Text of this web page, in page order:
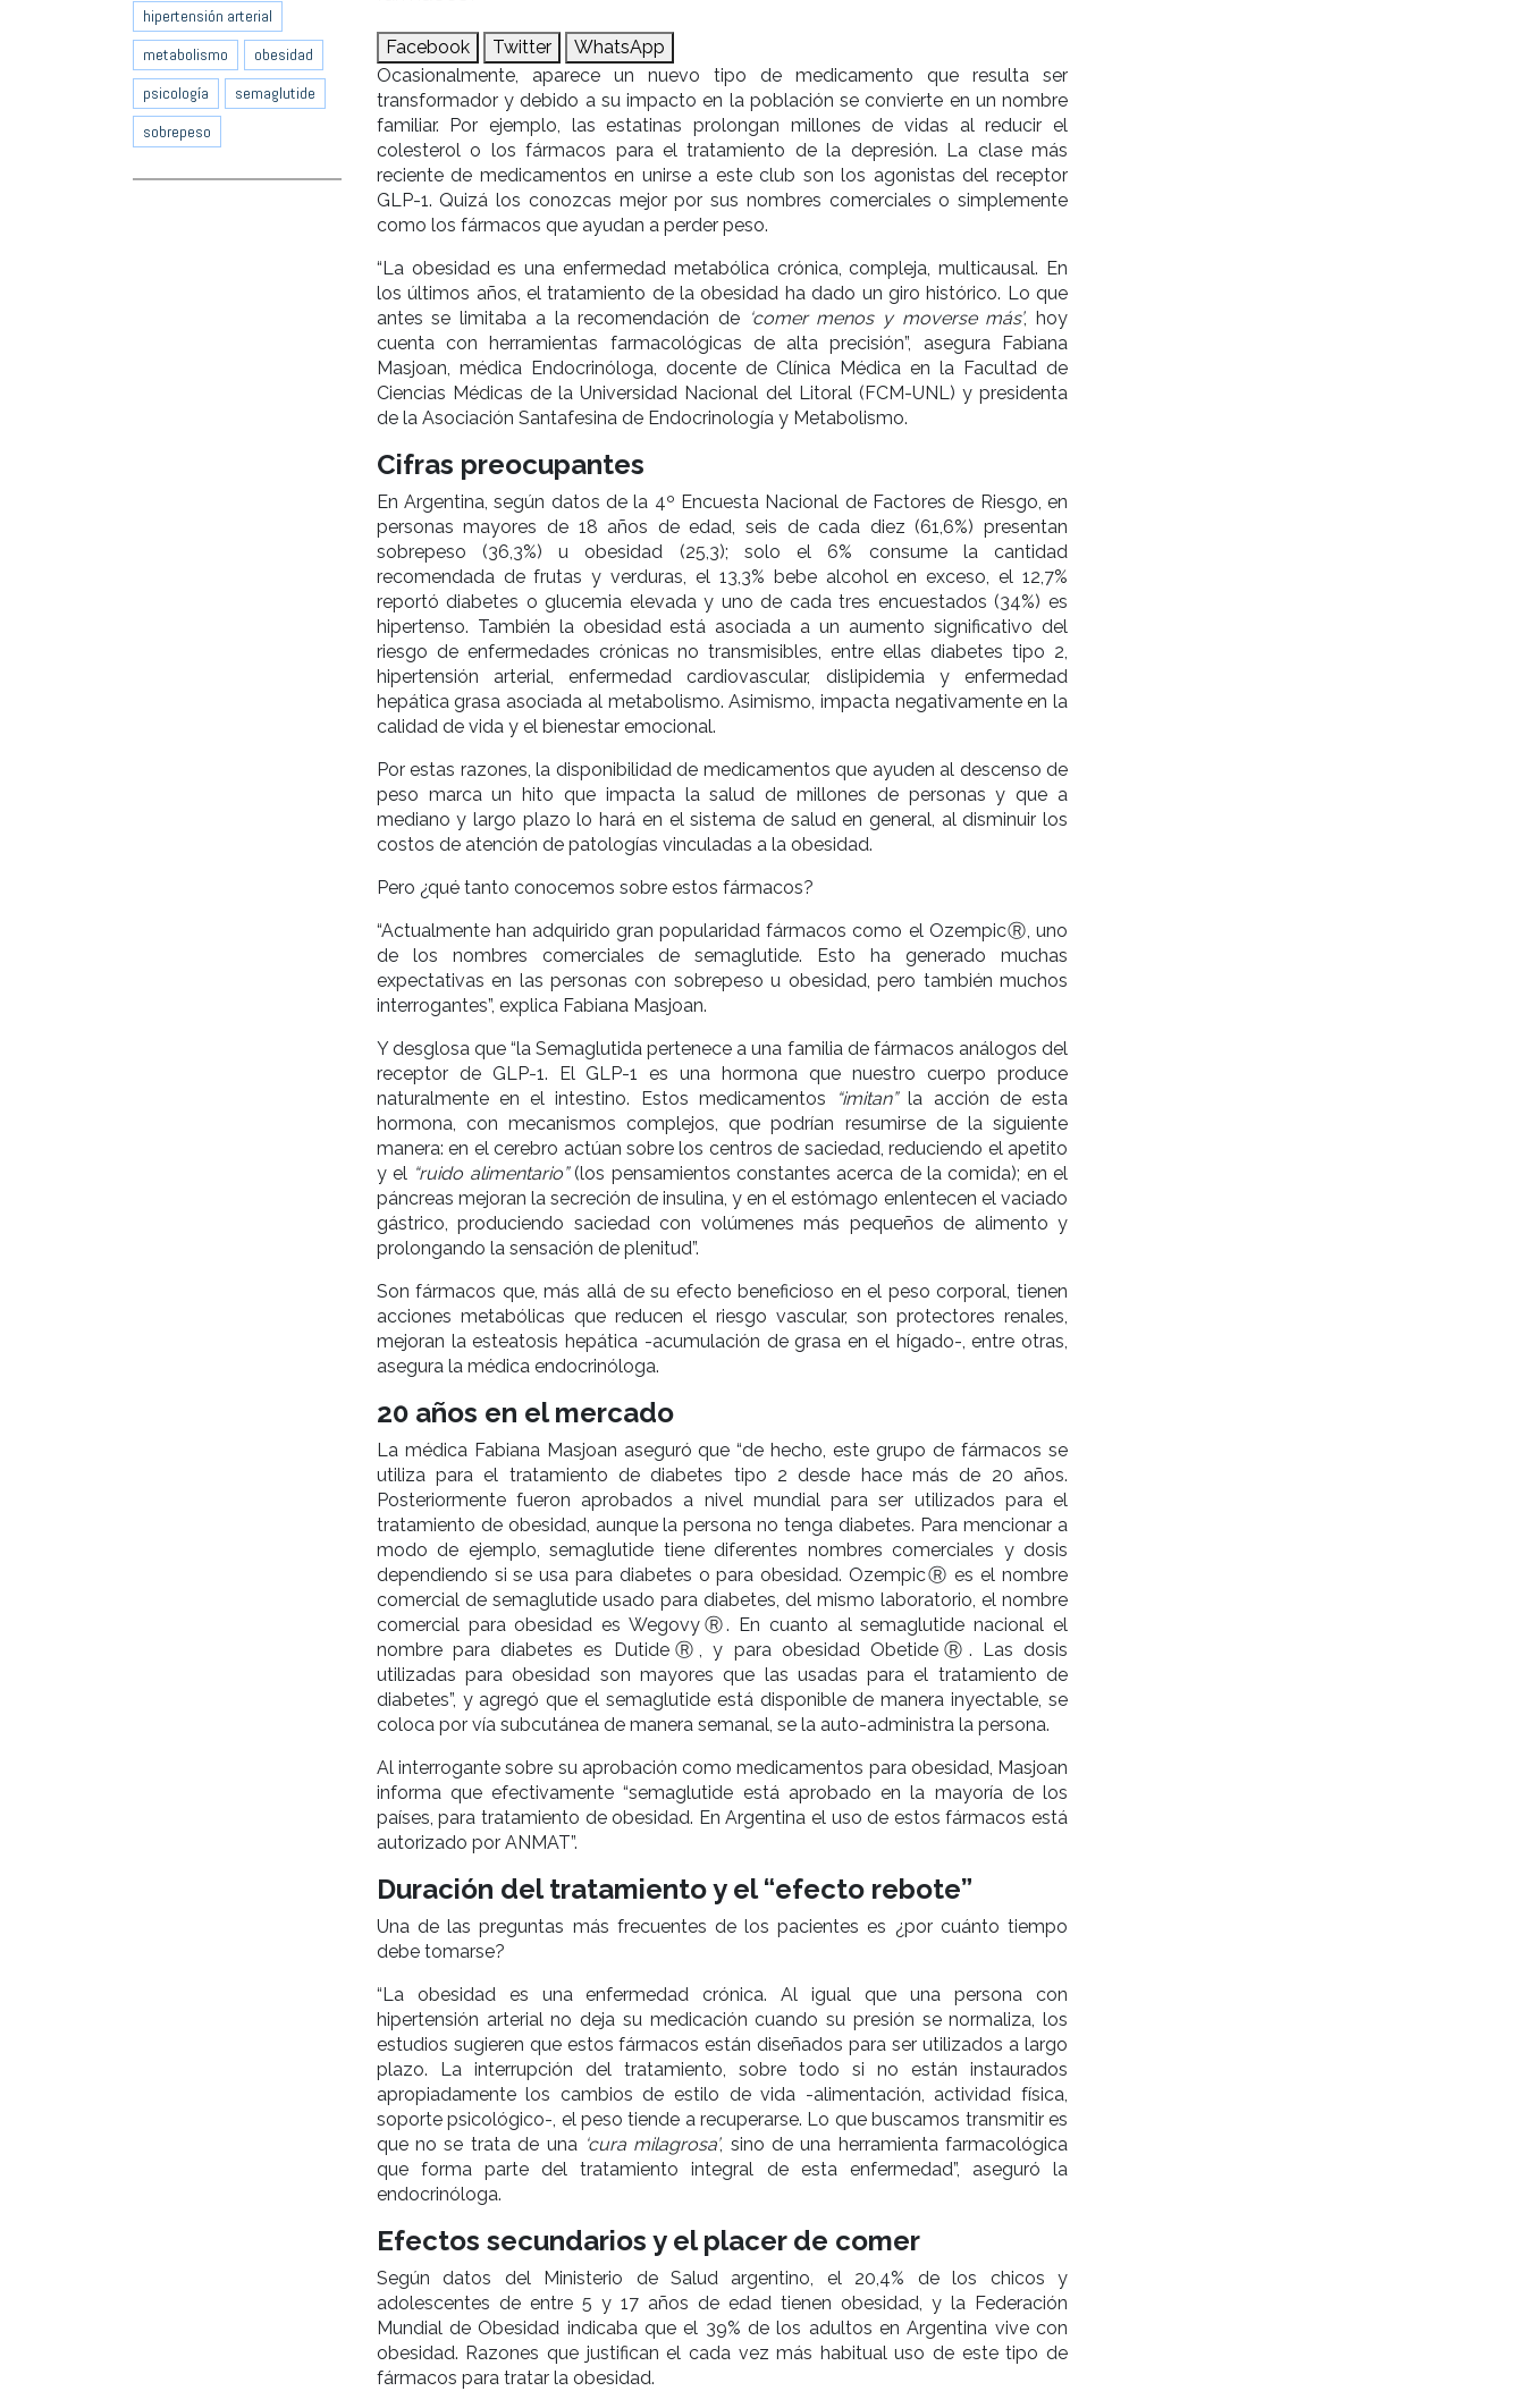
hipertensión arterial
metabolismo
obesidad
psicología
semaglutide
sobrepeso
Facebook Twitter
WhatsApp
Ocasionalmente, aparece un nuevo tipo de medicamento que resulta ser
transformador y debido a su impacto en la población se convierte en un nombre
familiar. Por ejemplo, las estatinas prolongan millones de vidas al reducir el
colesterol o los fármacos para el tratamiento de la depresión. La clase más
reciente de medicamentos en unirse a este club son los agonistas del receptor
GLP-1. Quizá los conozcas mejor por sus nombres comerciales o simplemente
como los fármacos que ayudan a perder peso.
“La obesidad es una enfermedad metabólica crónica, compleja, multicausal. En
los últimos años, el tratamiento de la obesidad ha dado un giro histórico. Lo que
antes se limitaba a la recomendación de ‘comer menos y moverse más’, hoy
cuenta con herramientas farmacológicas de alta precisión”, asegura Fabiana
Masjoan, médica Endocrinóloga, docente de Clínica Médica en la Facultad de
Ciencias Médicas de la Universidad Nacional del Litoral (FCM-UNL) y presidenta
de la Asociación Santafesina de Endocrinología y Metabolismo.
Cifras preocupantes
En Argentina, según datos de la 4º Encuesta Nacional de Factores de Riesgo, en
personas mayores de 18 años de edad, seis de cada diez (61,6%) presentan
sobrepeso (36,3%) u obesidad (25,3); solo el 6% consume la cantidad
recomendada de frutas y verduras, el 13,3% bebe alcohol en exceso, el 12,7%
reportó diabetes o glucemia elevada y uno de cada tres encuestados (34%) es
hipertenso. También la obesidad está asociada a un aumento significativo del
riesgo de enfermedades crónicas no transmisibles, entre ellas diabetes tipo 2,
hipertensión arterial, enfermedad cardiovascular, dislipidemia y enfermedad
hepática grasa asociada al metabolismo. Asimismo, impacta negativamente en la
calidad de vida y el bienestar emocional.
Por estas razones, la disponibilidad de medicamentos que ayuden al descenso de
peso marca un hito que impacta la salud de millones de personas y que a
mediano y largo plazo lo hará en el sistema de salud en general, al disminuir los
costos de atención de patologías vinculadas a la obesidad.
Pero ¿qué tanto conocemos sobre estos fármacos?
“Actualmente han adquirido gran popularidad fármacos como el OzempicⓇ, uno
de los nombres comerciales de semaglutide. Esto ha generado muchas
expectativas en las personas con sobrepeso u obesidad, pero también muchos
interrogantes”, explica Fabiana Masjoan.
Y desglosa que “la Semaglutida pertenece a una familia de fármacos análogos del
receptor de GLP-1. El GLP-1 es una hormona que nuestro cuerpo produce
naturalmente en el intestino. Estos medicamentos
“imitan”la acción de esta
hormona, con mecanismos complejos, que podrían resumirse de la siguiente
manera: en el cerebro actúan sobre los centros de saciedad, reduciendo el apetito
y el “ruido alimentario”(los pensamientos constantes acerca de la comida); en el
páncreas mejoran la secreción de insulina, y en el estómago enlentecen el vaciado
gástrico, produciendo saciedad con volúmenes más pequeños de alimento y
prolongando la sensación de plenitud”.
Son fármacos que, más allá de su efecto beneficioso en el peso corporal, tienen
acciones metabólicas que reducen el riesgo vascular, son protectores renales,
mejoran la esteatosis hepática -acumulación de grasa en el hígado-, entre otras,
asegura la médica endocrinóloga.
20 años en el mercado
La médica Fabiana Masjoan aseguró que “de hecho, este grupo de fármacos se
utiliza para el tratamiento de diabetes tipo 2 desde hace más de 20 años.
Posteriormente fueron aprobados a nivel mundial para ser utilizados para el
tratamiento de obesidad, aunque la persona no tenga diabetes. Para mencionar a
modo de ejemplo, semaglutide tiene diferentes nombres comerciales y dosis
dependiendo si se usa para diabetes o para obesidad. OzempicⓇ es el nombre
comercial de semaglutide usado para diabetes, del mismo laboratorio, el nombre
comercial para obesidad es WegovyⓇ. En cuanto al semaglutide nacional el
nombre para diabetes es DutideⓇ, y para obesidad ObetideⓇ. Las dosis
utilizadas para obesidad son mayores que las usadas para el tratamiento de
diabetes”, y agregó que el semaglutide está disponible de manera inyectable, se
coloca por vía subcutánea de manera semanal, se la auto-administra la persona.
Al interrogante sobre su aprobación como medicamentos para obesidad, Masjoan
informa que efectivamente “semaglutide está aprobado en la mayoría de los
países, para tratamiento de obesidad. En Argentina el uso de estos fármacos está
autorizado por ANMAT”.
Duración del tratamiento y el “efecto rebote”
Una de las preguntas más frecuentes de los pacientes es ¿por cuánto tiempo
debe tomarse?
“La obesidad es una enfermedad crónica. Al igual que una persona con
hipertensión arterial no deja su medicación cuando su presión se normaliza, los
estudios sugieren que estos fármacos están diseñados para ser utilizados a largo
plazo. La interrupción del tratamiento, sobre todo si no están instaurados
apropiadamente los cambios de estilo de vida -alimentación, actividad física,
soporte psicológico-, el peso tiende a recuperarse. Lo que buscamos transmitir es
que no se trata de una ‘cura milagrosa’, sino de una herramienta farmacológica
que forma parte del tratamiento integral de esta enfermedad”, aseguró la
endocrinóloga.
Efectos secundarios y el placer de comer
Según datos del Ministerio de Salud argentino, el 20,4% de los chicos y
adolescentes de entre 5 y 17 años de edad tienen obesidad, y la Federación
Mundial de Obesidad indicaba que el 39% de los adultos en Argentina vive con
obesidad. Razones que justifican el cada vez más habitual uso de este tipo de
fármacos para tratar la obesidad.